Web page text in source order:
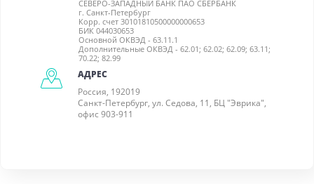
АДРЕС
Россия, 192019
Санкт-Петербург, ул. Седова, 11, БЦ "Эврика",
офис 903-911
СЕВЕРО-ЗАПАДНЫЙ БАНК ПАО СБЕРБАНК
г. Санкт-Петербург
Корр. счет 30101810500000000653
БИК 044030653
Основной ОКВЭД - 63.11.1
Дополнительные ОКВЭД - 62.01; 62.02; 62.09; 63.11;
70.22; 82.99